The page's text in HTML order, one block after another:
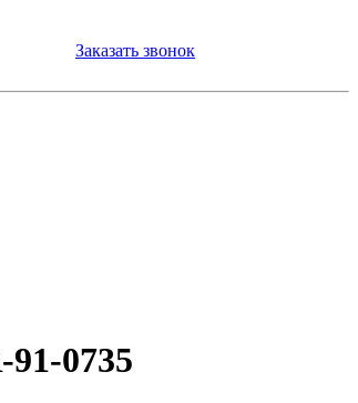
Заказать звонок
0735